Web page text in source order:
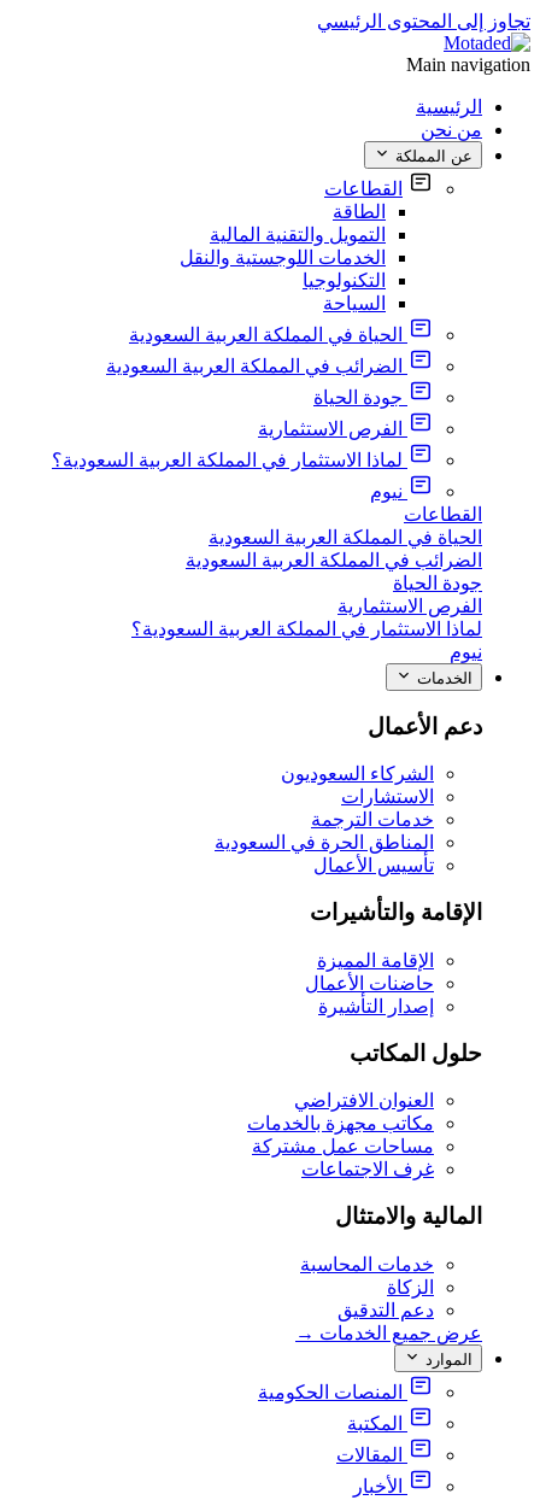
تجاوز إلى المحتوى الرئيسي
Main navigation
الرئيسية
من نحن
عن المملكة
القطاعات
الطاقة
التمويل والتقنية المالية
الخدمات اللوجستية والنقل
التكنولوجيا
السياحة
الحياة في المملكة العربية السعودية
الضرائب في المملكة العربية السعودية
جودة الحياة
الفرص الاستثمارية
لماذا الاستثمار في المملكة العربية السعودية؟
نيوم
القطاعات
الحياة في المملكة العربية السعودية
الضرائب في المملكة العربية السعودية
جودة الحياة
الفرص الاستثمارية
لماذا الاستثمار في المملكة العربية السعودية؟
نيوم
الخدمات
دعم الأعمال
الشركاء السعوديون
الاستشارات
خدمات الترجمة
المناطق الحرة في السعودية
تأسيس الأعمال
الإقامة والتأشيرات
الإقامة المميزة
حاضنات الأعمال
إصدار التأشيرة
حلول المكاتب
العنوان الافتراضي
مكاتب مجهزة بالخدمات
مساحات عمل مشتركة
غرف الاجتماعات
المالية والامتثال
خدمات المحاسبة
الزكاة
دعم التدقيق
عرض جميع الخدمات →
الموارد
المنصات الحكومية
المكتبة
المقالات
الأخبار